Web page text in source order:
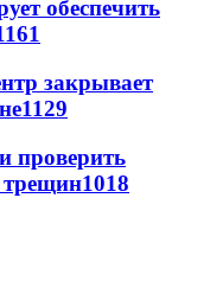
обеспечить
закрывает
1129
проверить
трещин1018